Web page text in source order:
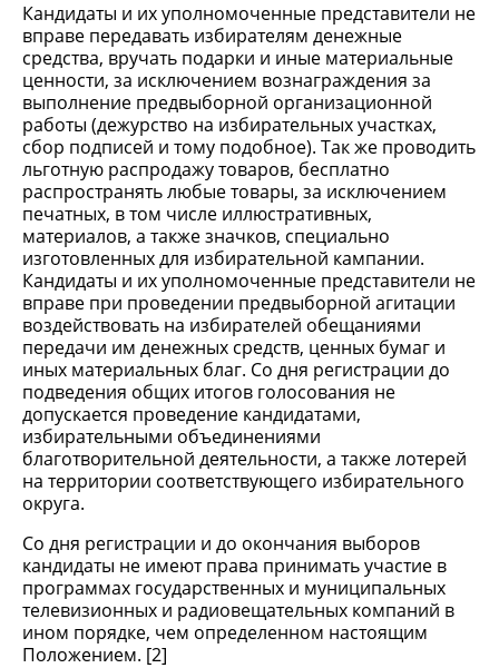
Кандидаты и их уполномоченные представители не
вправе передавать избирателям денежные
средства, вручать подарки и иные материальные
ценности, за исключением вознаграждения за
выполнение предвыборной организационной
работы (дежурство на избирательных участках,
сбор подписей и тому подобное). Так же проводить
льготную распродажу товаров, бесплатно
распространять любые товары, за исключением
печатных, в том числе иллюстративных,
материалов, а также значков, специально
изготовленных для избирательной кампании.
Кандидаты и их уполномоченные представители не
вправе при проведении предвыборной агитации
воздействовать на избирателей обещаниями
передачи им денежных средств, ценных бумаг и
иных материальных благ. Со дня регистрации до
подведения общих итогов голосования не
допускается проведение кандидатами,
избирательными объединениями
благотворительной деятельности, а также лотерей
на территории соответствующего избирательного
округа.
Со дня регистрации и до окончания выборов
кандидаты не имеют права принимать участие в
программах государственных и муниципальных
телевизионных и радиовещательных компаний в
ином порядке, чем определенном настоящим
Положением. [2]